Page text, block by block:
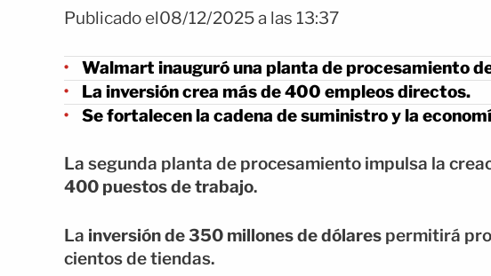
Publicado el08/12/2025 a las 13:37
Walmart inauguró una planta de procesamiento
La inversión crea más de 400 empleos directos.
Se fortalecen la cadena de suministro y la
La segunda planta de procesamiento impulsa la
400 puestos de trabajo.
La inversión de 350 millones de dólares permitirá
cientos de tiendas.